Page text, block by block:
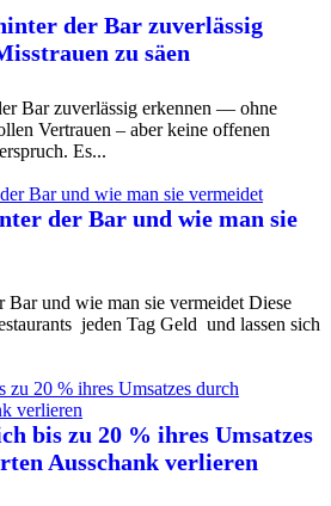
der Bar zuverlässig
zu säen
Bar zuverlässig erkennen — ohne
Vertrauen – aber keine offenen
Es...
der Bar und wie man sie
Bar und wie man sie vermeidet Diese
jeden Tag Geld und lassen sich
bis zu 20 % ihres Umsatzes
Ausschank verlieren